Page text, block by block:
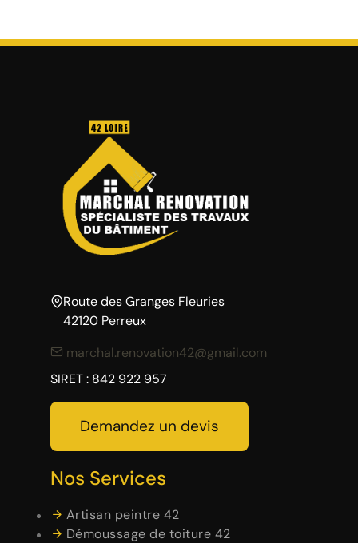
Route des Granges Fleuries
42120 Perreux
marchal.renovation42@gmail.com
SIRET : 842 922 957
Demandez un devis
Nos Services
Artisan peintre 42
Démoussage de toiture 42